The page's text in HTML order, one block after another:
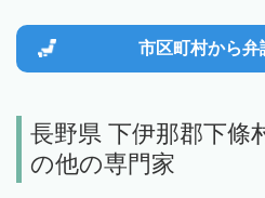
市区町村から弁
長野県 下伊那郡下條
の他の専門家